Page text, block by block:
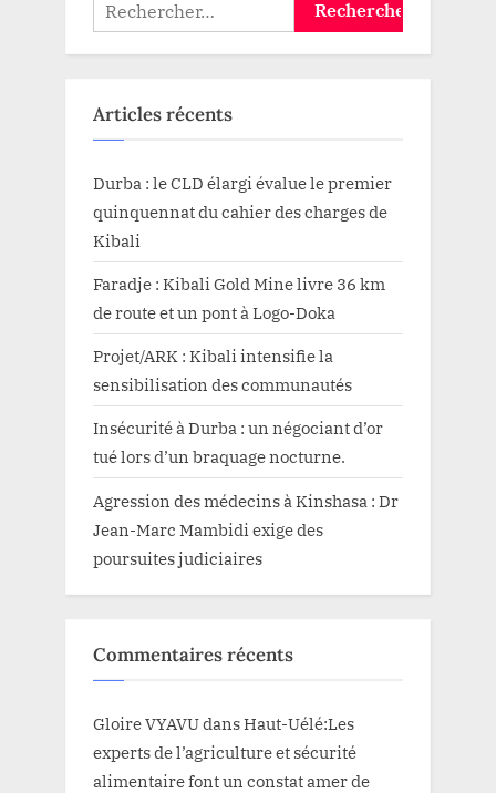
Articles récents
Durba : le CLD élargi évalue le premier
quinquennat du cahier des charges de
Kibali
Faradje : Kibali Gold Mine livre 36 km
de route et un pont à Logo-Doka
Projet/ARK : Kibali intensifie la
sensibilisation des communautés
Insécurité à Durba : un négociant d’or
tué lors d’un braquage nocturne.
Agression des médecins à Kinshasa : Dr
Jean-Marc Mambidi exige des
poursuites judiciaires
Commentaires récents
Gloire VYAVUdansHaut-Uélé:Les
experts de l’agriculture et sécurité
alimentaire font un constat amer de